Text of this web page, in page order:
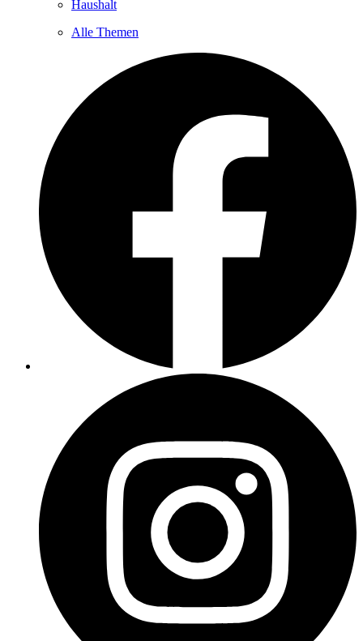
Haushalt
Alle Themen